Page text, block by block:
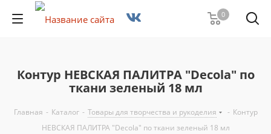
0
Контур НЕВСКАЯ ПАЛИТРА "Decola" по
ткани зеленый 18 мл
Главная - Каталог - Товары для творчества и рукоделия - Контур
НЕВСКАЯ ПАЛИТРА "Decola" по ткани зеленый 18 мл